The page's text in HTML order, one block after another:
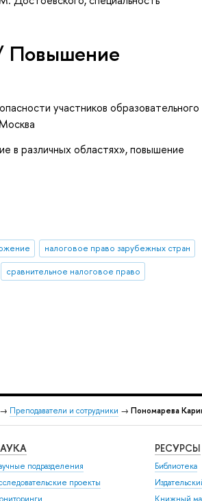
Повышение
участников образовательного
в различных областях», повышение
налоговое право зарубежных стран
сравнительное налоговое право
→ Преподаватели и сотрудники → Пономарева
подразделения
проекты
РЕСУРСЫ
Библиотека
Книжный